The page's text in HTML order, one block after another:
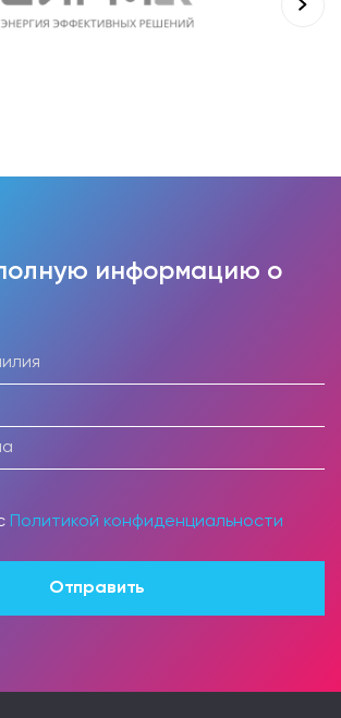
информацию о
Политикой конфиденциальности